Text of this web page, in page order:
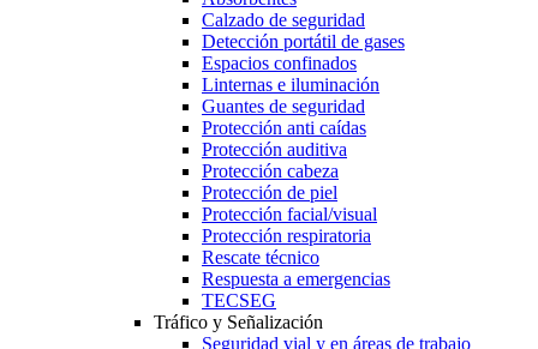
Calzado de seguridad
Detección portátil de gases
Espacios confinados
Linternas e iluminación
Guantes de seguridad
Protección anti caídas
Protección auditiva
Protección cabeza
Protección de piel
Protección facial/visual
Protección respiratoria
Rescate técnico
Respuesta a emergencias
TECSEG
Tráfico y Señalización
Seguridad vial y en áreas de trabajo